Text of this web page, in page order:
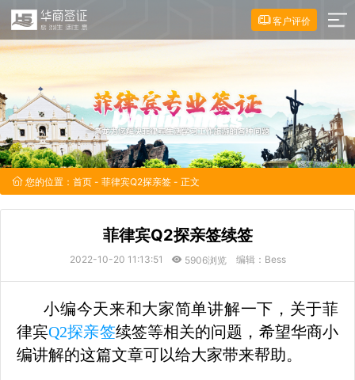
客户评价
您的位置： 首页 - 菲律宾Q2探亲签 - 正文
菲律宾Q2探亲签续签
2022-10-20 11:13:51 5906浏览 编辑：Bess
小编今天来和大家简单讲解一下，关于菲
律宾Q2探亲签续签等相关的问题，希望华商小
编讲解的这篇文章可以给大家带来帮助。